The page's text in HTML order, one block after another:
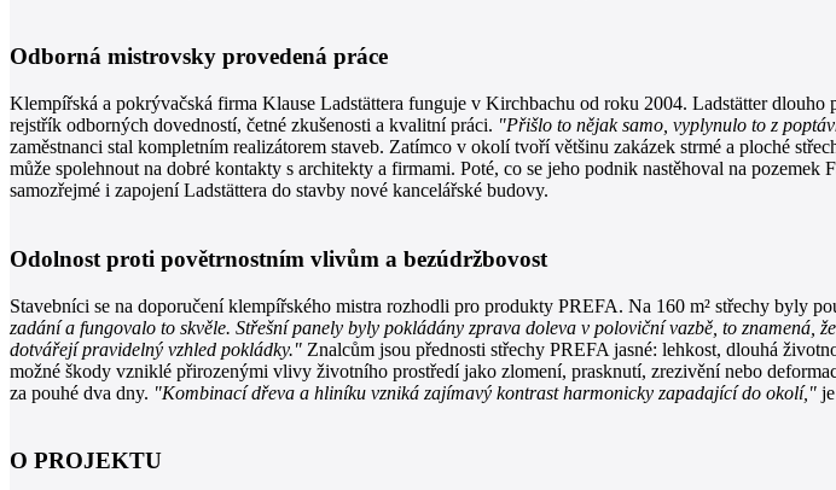
Odborná mistrovsky provedená práce
Klempířská a pokrývačská firma Klause Ladstättera funguje v Kirchbachu od roku 2004. Ladstätter
rejstřík odborných dovedností, četné zkušenosti a kvalitní práci. "Přišlo to nějak samo, vyplynulo to z
zaměstnanci stal kompletním realizátorem staveb. Zatímco v okolí tvoří většinu zakázek strmé a ploché
může spolehnout na dobré kontakty s architekty a firmami. Poté, co se jeho podnik nastěhoval na
samozřejmé i zapojení Ladstättera do stavby nové kancelářské budovy.
Odolnost proti povětrnostním vlivům a bezúdržbovost
Stavebníci se na doporučení klempířského mistra rozhodli pro produkty PREFA. Na 160 m² střechy byly
zadání a fungovalo to skvěle. Střešní panely byly pokládány zprava doleva v poloviční vazbě, to
dotvářejí pravidelný vzhled pokládky." Znalcům jsou přednosti střechy PREFA jasné: lehkost, dlouhá
možné škody vzniklé přirozenými vlivy životního prostředí jako zlomení, prasknutí, zrezivění nebo
za pouhé dva dny. "Kombinací dřeva a hliníku vzniká zajímavý kontrast harmonicky zapadající do okolí,"
O PROJEKTU